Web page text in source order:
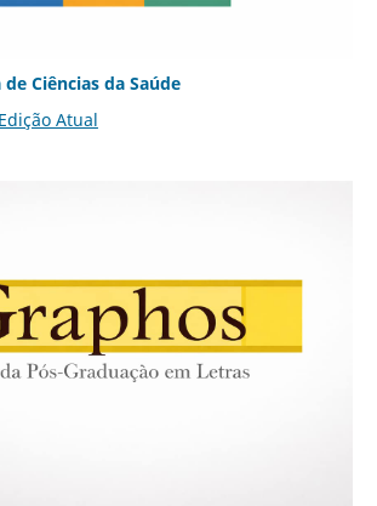
Ciências da Saúde
Edição Atual